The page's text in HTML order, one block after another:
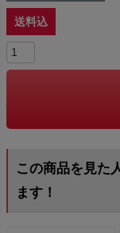
送料込
この商品を見た
ます！